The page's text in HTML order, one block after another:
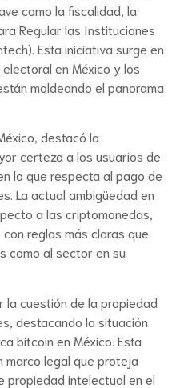
como la fiscalidad, la
Regular las Instituciones
Esta iniciativa surge en
en México y los
moldeando el panorama
destacó la
certeza a los usuarios de
lo que respecta al pago de
La actual ambigüedad en
a las criptomonedas,
reglas más claras que
como al sector en su
la cuestión de la propiedad
destacando la situación
bitcoin en México. Esta
marco legal que proteja
propiedad intelectual en el